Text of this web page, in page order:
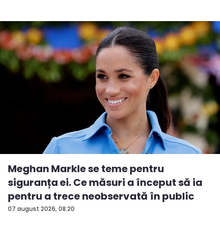
07 august 2026, 08:20
Meghan Markle se teme pentru
siguranța ei. Ce măsuri a început să ia
pentru a trece neobservată în public